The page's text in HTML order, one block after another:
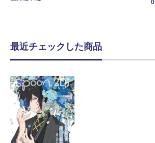
0
最近チェックした商品